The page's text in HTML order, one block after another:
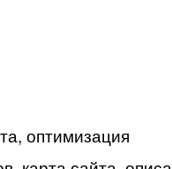
оптимизация